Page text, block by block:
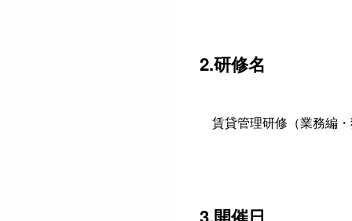
2.研修名
賃貸管理研修（業務編